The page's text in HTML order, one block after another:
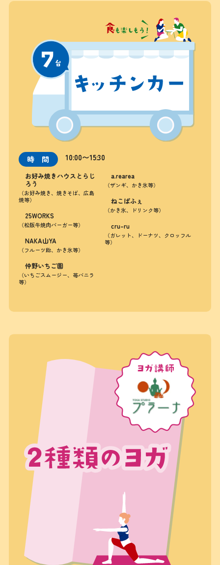
時間 10:00〜15:30
お好み焼きハウスとらじ
ろう
（お好み焼き、焼きそば、広島
焼等）
25WORKS
（松阪牛焼肉バーガー等）
NAKA山YA
（フルーツ飴、かき氷等）
仲野いちご園
（いちごスムージー、苺バニラ
等）
a.rearea
（ザンギ、かき氷等）
ねこぱふぇ
（かき氷、ドリンク等）
cru-ru
（ガレット、ドーナツ、クロッフル
等）